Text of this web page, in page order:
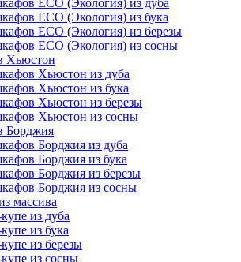
ECO (Экология) из дуба
ECO (Экология) из бука
ECO (Экология) из березы
ECO (Экология) из сосны
Хьюстон
Хьюстон из дуба
Хьюстон из бука
Хьюстон из березы
Хьюстон из сосны
Борджия
Борджия из дуба
Борджия из бука
Борджия из березы
Борджия из сосны
массива
из дуба
из бука
из березы
из сосны